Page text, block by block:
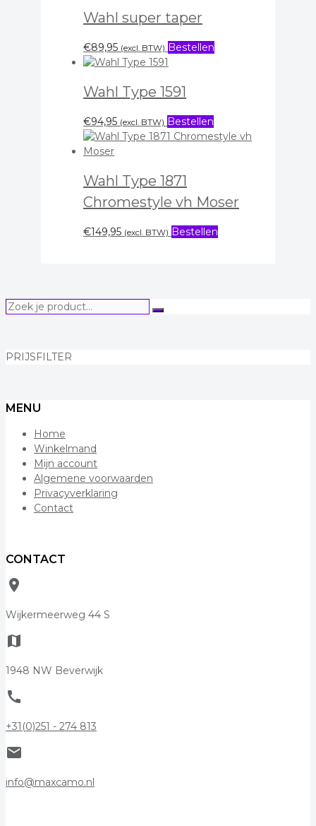
Wahl super taper
€89,95 (excl. BTW) Bestellen
Wahl Type 1591
€94,95 (excl. BTW) Bestellen
Wahl Type 1871
Chromestyle vh Moser
€149,95 (excl. BTW) Bestellen
Zoek
Zoeken
PRIJSFILTER
MENU
Home
Winkelmand
Mijn account
Algemene voorwaarden
Privacyverklaring
Contact
CONTACT
room
Wijkermeerweg 44 S
map
1948 NW Beverwijk
call
+31(0)251 - 274 813
mail
info@maxcamo.nl